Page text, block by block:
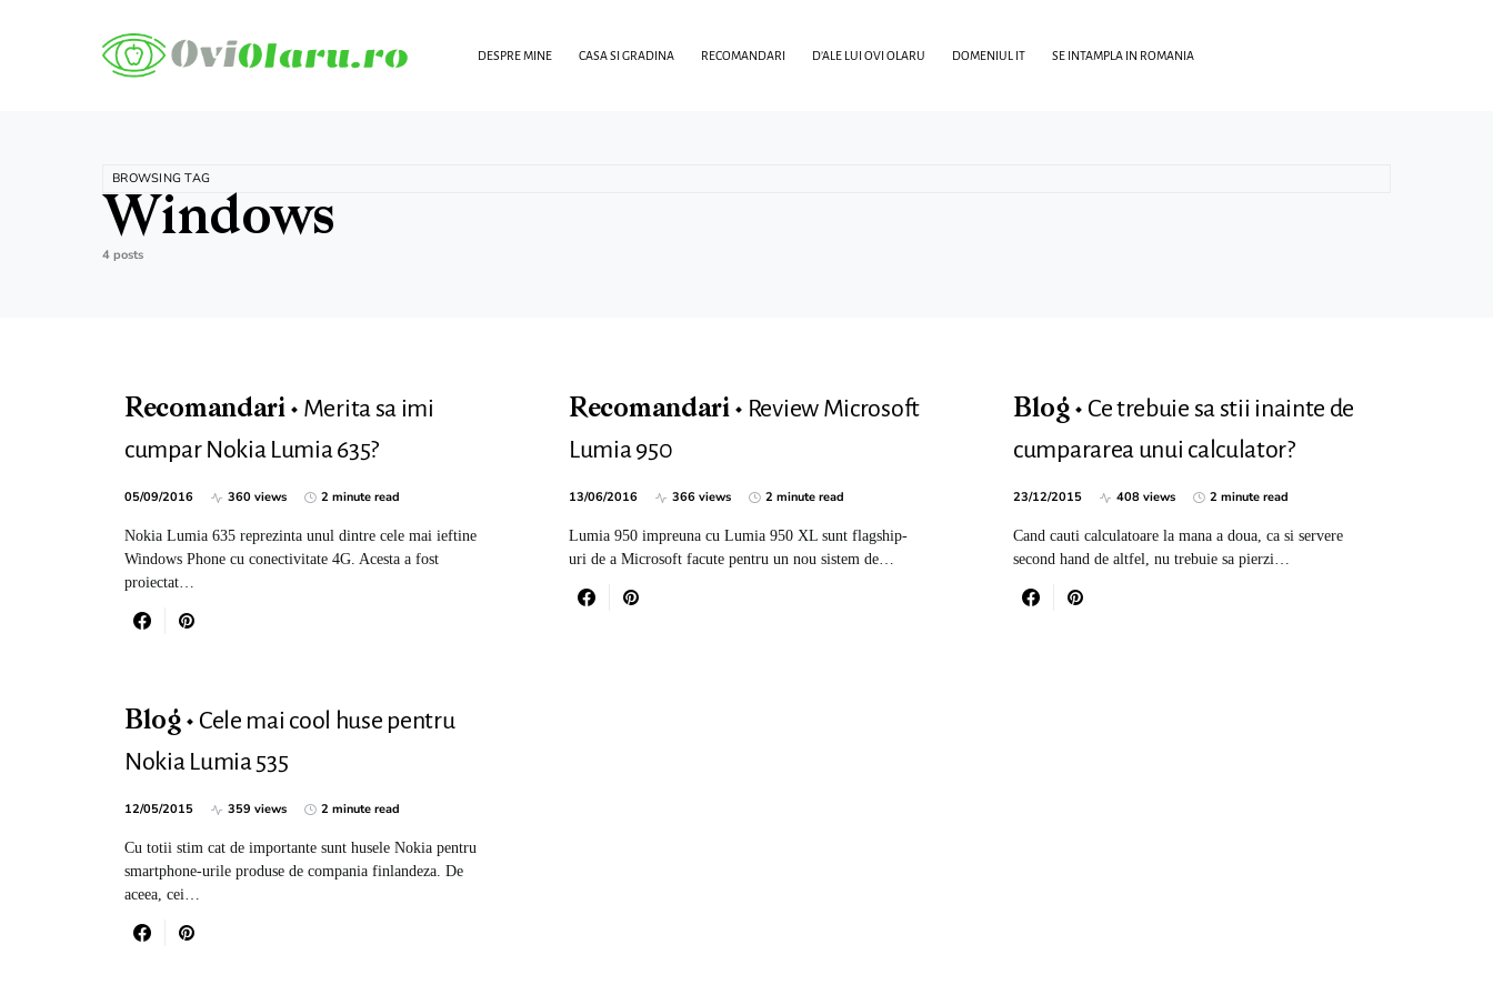
DESPRE MINE CASA SI GRADINA RECOMANDARI D’ALE LUI OVI OLARU DOMENIUL IT SE INTAMPLA IN ROMANIA
BROWSING TAG
Windows
4 posts
Recomandari
Merita sa imi
cumpar Nokia Lumia 635?
05/09/2016 360 views 2 minute read
Nokia Lumia 635 reprezinta unul dintre cele mai ieftine
Windows Phone cu conectivitate 4G. Acesta a fost
proiectat…
Recomandari
Review Microsoft
Lumia 950
13/06/2016 366 views 2 minute read
Lumia 950 impreuna cu Lumia 950 XL sunt flagship-
uri de a Microsoft facute pentru un nou sistem de…
Blog
Ce trebuie sa stii inainte de
cumpararea unui calculator?
23/12/2015 408 views 2 minute read
Cand cauti calculatoare la mana a doua, ca si servere
second hand de altfel, nu trebuie sa pierzi…
Blog
Cele mai cool huse pentru
Nokia Lumia 535
12/05/2015 359 views 2 minute read
Cu totii stim cat de importante sunt husele Nokia pentru
smartphone-urile produse de compania finlandeza. De
aceea, cei…